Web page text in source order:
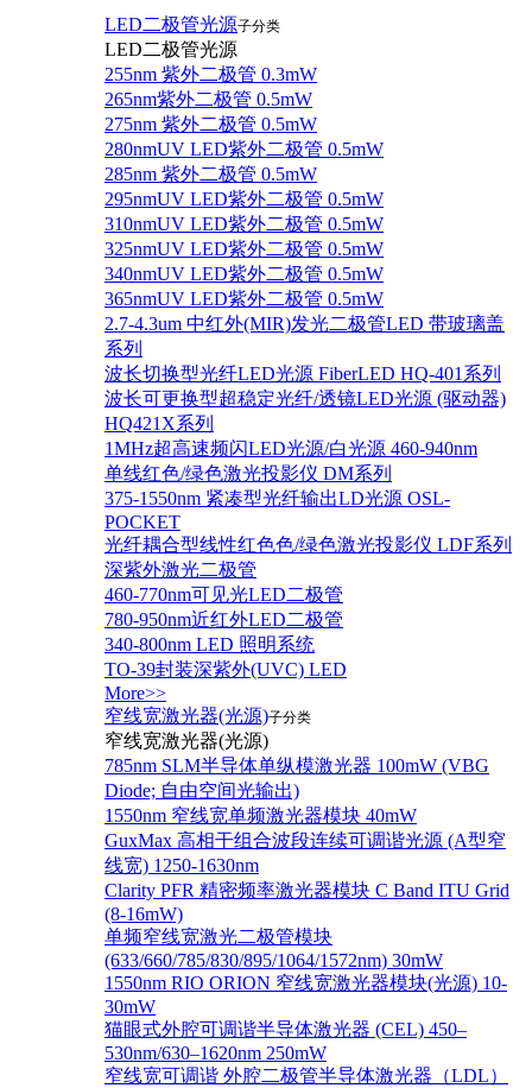
LED二极管光源子分类
LED二极管光源
255nm 紫外二极管 0.3mW
265nm紫外二极管 0.5mW
275nm 紫外二极管 0.5mW
280nmUV LED紫外二极管 0.5mW
285nm 紫外二极管 0.5mW
295nmUV LED紫外二极管 0.5mW
310nmUV LED紫外二极管 0.5mW
325nmUV LED紫外二极管 0.5mW
340nmUV LED紫外二极管 0.5mW
365nmUV LED紫外二极管 0.5mW
2.7-4.3um 中红外(MIR)发光二极管LED 带玻璃盖
系列
波长切换型光纤LED光源 FiberLED HQ-401系列
波长可更换型超稳定光纤/透镜LED光源 (驱动器)
HQ421X系列
1MHz超高速频闪LED光源/白光源 460-940nm
单线红色/绿色激光投影仪 DM系列
375-1550nm 紧凑型光纤输出LD光源 OSL-
POCKET
光纤耦合型线性红色色/绿色激光投影仪 LDF系列
深紫外激光二极管
460-770nm可见光LED二极管
780-950nm近红外LED二极管
340-800nm LED 照明系统
TO-39封装深紫外(UVC) LED
More>>
窄线宽激光器(光源)子分类
窄线宽激光器(光源)
785nm SLM半导体单纵模激光器 100mW (VBG
Diode; 自由空间光输出)
1550nm 窄线宽单频激光器模块 40mW
GuxMax 高相干组合波段连续可调谐光源 (A型窄
线宽) 1250-1630nm
Clarity PFR 精密频率激光器模块 C Band ITU Grid
(8-16mW)
单频窄线宽激光二极管模块
(633/660/785/830/895/1064/1572nm) 30mW
1550nm RIO ORION 窄线宽激光器模块(光源) 10-
30mW
猫眼式外腔可调谐半导体激光器 (CEL) 450–
530nm/630–1620nm 250mW
窄线宽可调谐 外腔二极管半导体激光器（LDL）